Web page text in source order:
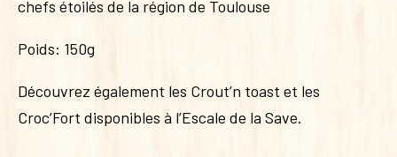
chefs étoilés de la région de Toulouse
Poids: 150g
Découvrez également les Crout’n toast et les
Croc’Fort disponibles à l’Escale de la Save.